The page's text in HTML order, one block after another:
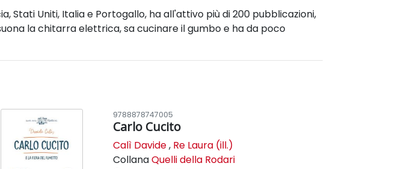
Stati Uniti, Italia e Portogallo, ha all'attivo più di 200 pubblicazioni,
la chitarra elettrica, sa cucinare il gumbo e ha da poco
9788878747005
Carlo Cucito
Calì Davide, Re Laura (ill.)
CollanaQuelli della Rodari